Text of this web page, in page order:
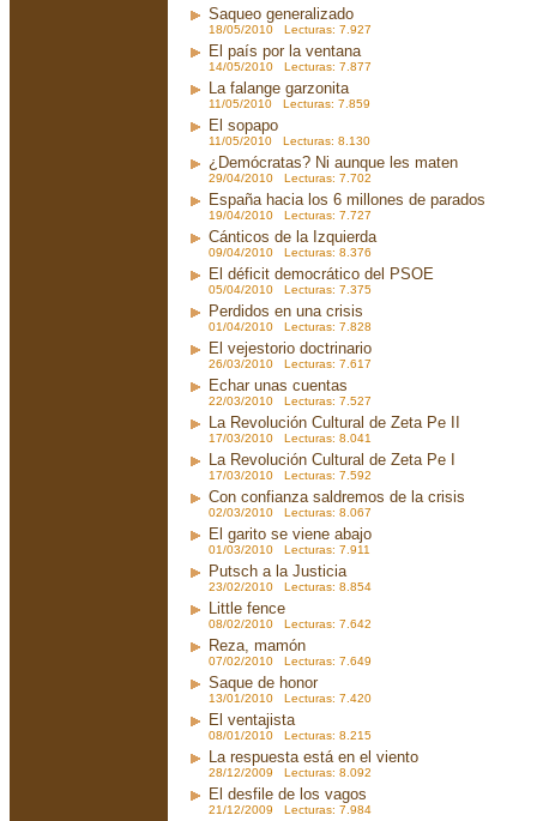
Saqueo generalizado
18/05/2010 Lecturas: 7.927
El país por la ventana
14/05/2010 Lecturas: 7.877
La falange garzonita
11/05/2010 Lecturas: 7.859
El sopapo
11/05/2010 Lecturas: 8.130
¿Demócratas? Ni aunque les maten
29/04/2010 Lecturas: 7.702
España hacia los 6 millones de parados
19/04/2010 Lecturas: 7.727
Cánticos de la Izquierda
09/04/2010 Lecturas: 8.376
El déficit democrático del PSOE
05/04/2010 Lecturas: 7.375
Perdidos en una crisis
01/04/2010 Lecturas: 7.828
El vejestorio doctrinario
26/03/2010 Lecturas: 7.617
Echar unas cuentas
22/03/2010 Lecturas: 7.527
La Revolución Cultural de Zeta Pe II
17/03/2010 Lecturas: 8.041
La Revolución Cultural de Zeta Pe I
17/03/2010 Lecturas: 7.592
Con confianza saldremos de la crisis
02/03/2010 Lecturas: 8.067
El garito se viene abajo
01/03/2010 Lecturas: 7.911
Putsch a la Justicia
23/02/2010 Lecturas: 8.854
Little fence
08/02/2010 Lecturas: 7.642
Reza, mamón
07/02/2010 Lecturas: 7.649
Saque de honor
13/01/2010 Lecturas: 7.420
El ventajista
08/01/2010 Lecturas: 8.215
La respuesta está en el viento
28/12/2009 Lecturas: 8.092
El desfile de los vagos
21/12/2009 Lecturas: 7.984